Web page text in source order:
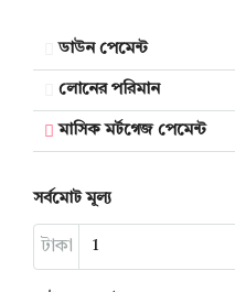
ডাউন পেমেন্ট
লোনের পরিমান
মাসিক মর্টগেজ পেমেন্ট
সর্বমোট মূল্য
টাকা